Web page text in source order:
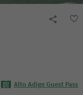
Alto Adige Guest Pass